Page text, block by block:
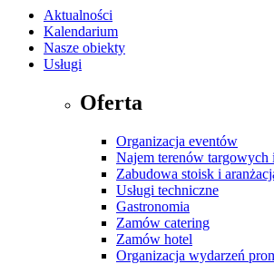
Aktualności
Kalendarium
Nasze obiekty
Usługi
Oferta
Organizacja eventów
Najem terenów targowych
Zabudowa stoisk i
Usługi techniczne
Gastronomia
Zamów catering
Zamów hotel
Organizacja wydarzeń